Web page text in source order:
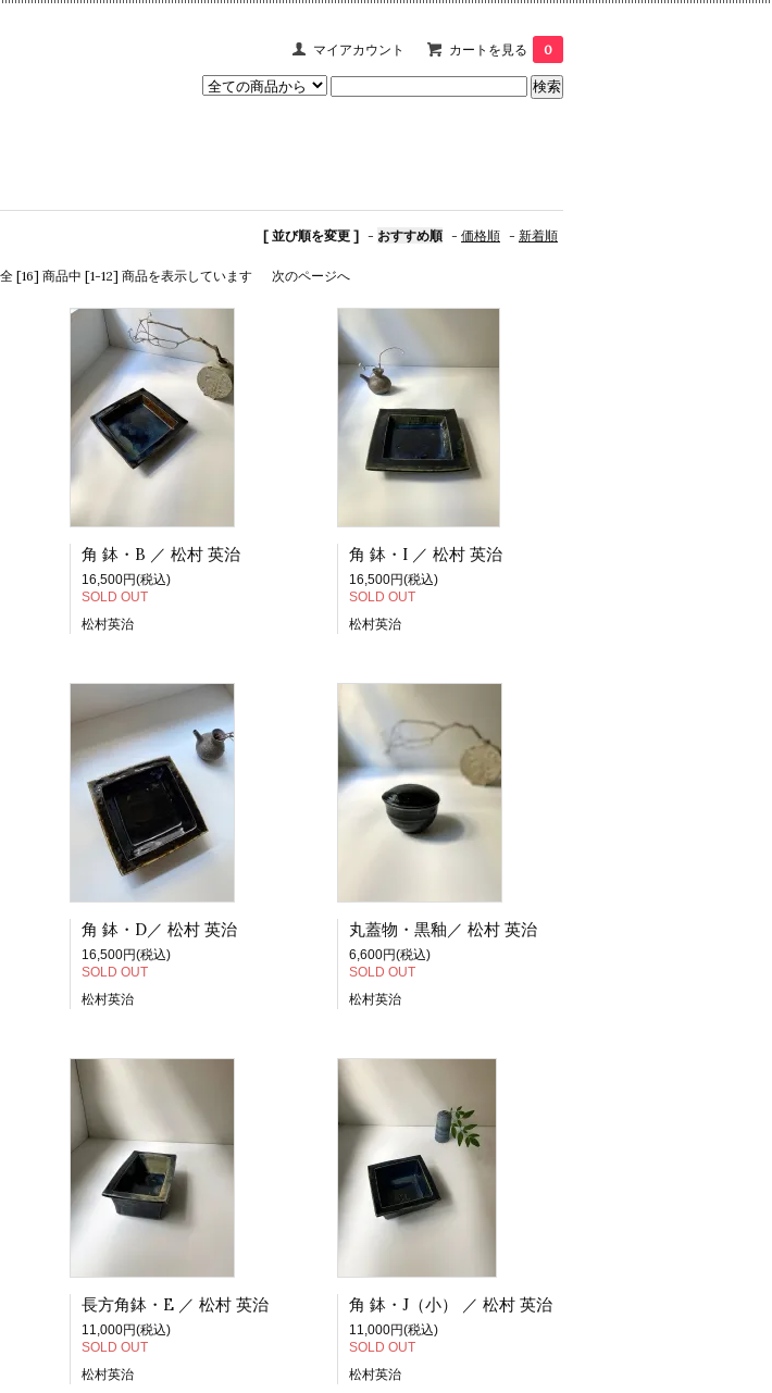
マイアカウント カートを見る 0
[ 並び順を変更 ] - おすすめ順 - 価格順 - 新着順
全 [16] 商品中 [1-12] 商品を表示しています 次のページへ
角 鉢・B ／ 松村 英治
16,500円(税込)
SOLD OUT
松村英治
角 鉢・I ／ 松村 英治
16,500円(税込)
SOLD OUT
松村英治
角 鉢・D／ 松村 英治
16,500円(税込)
SOLD OUT
松村英治
丸蓋物・黒釉／ 松村 英治
6,600円(税込)
SOLD OUT
松村英治
長方角鉢・E ／ 松村 英治
11,000円(税込)
SOLD OUT
松村英治
角 鉢・J（小） ／ 松村 英治
11,000円(税込)
SOLD OUT
松村英治